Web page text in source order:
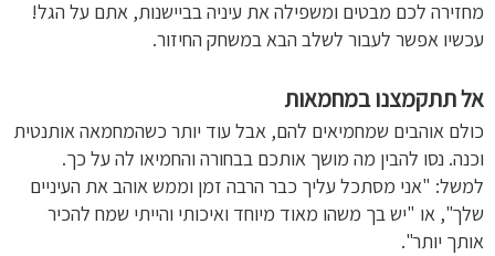
מחזירה לכם מבטים ומשפילה את עיניה בביישנות, אתם על הגל!
עכשיו אפשר לעבור לשלב הבא במשחק החיזור.
אל תתקמצנו במחמאות
כולם אוהבים שמחמיאים להם, אבל עוד יותר כשהמחמאה אותנטית
וכנה. נסו להבין מה מושך אותכם בבחורה והחמיאו לה על כך.
למשל: "אני מסתכל עליך כבר הרבה זמן וממש אוהב את העיניים
שלך", או "יש בך משהו מאוד מיוחד ואיכותי והייתי שמח להכיר
אותך יותר".